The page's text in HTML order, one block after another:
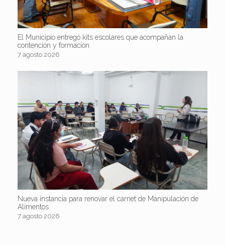
El Municipio entregó kits escolares que acompañan la
contención y formación
7 agosto 2026
Nueva instancia para renovar el carnet de Manipulación de
Alimentos
7 agosto 2026